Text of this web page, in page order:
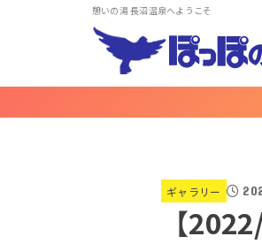
憩いの湯 長沼温泉へようこそ
ギャラリー
【